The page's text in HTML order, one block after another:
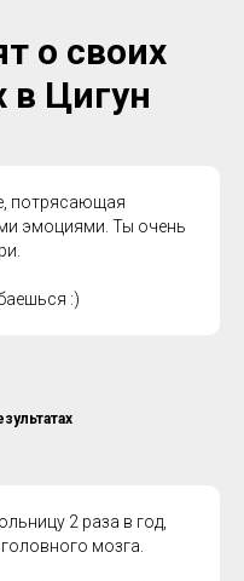
о своих
в Цигун
потрясающая
эмоциями. Ты очень
:)
2 раза в год,
мозга.